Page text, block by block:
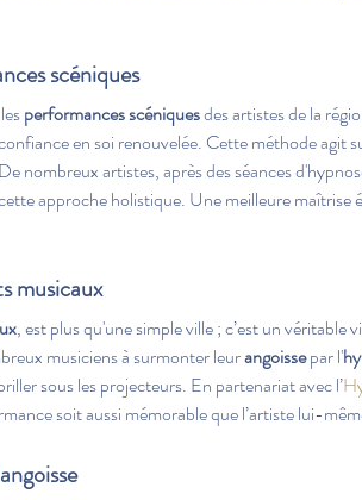
scéniques
performances scéniques des artistes de la
en soi renouvelée. Cette méthode agit
nombreux artistes, après des séances
approche holistique. Une meilleure
musicaux
, est plus qu'une simple ville ; c’est un véritable
musiciens à surmonter leur angoisse par l'
sous les projecteurs. En partenariat avec l’
soit aussi mémorable que l’artiste lui-